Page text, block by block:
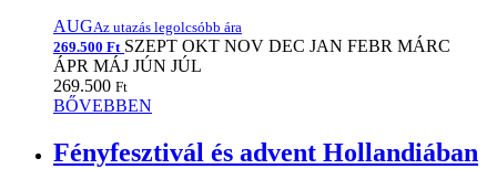
AUGAz utazás legolcsóbb ára
269.500 Ft SZEPT OKT NOV DEC JAN FEBR MÁRC
ÁPR MÁJ JÚN JÚL
269.500 Ft
BŐVEBBEN
Fényfesztivál és advent Hollandiában